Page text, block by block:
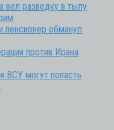
вел разведку в тылу
пенсионер обманул
против Ирана
ВСУ могут попасть